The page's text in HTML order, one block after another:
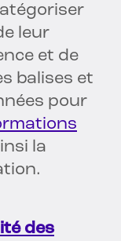
leur
et de
balises et
pour
la
des